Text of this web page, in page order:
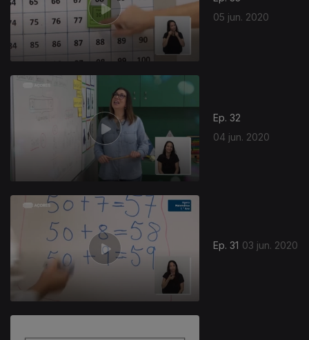
05 jun. 2020
Ep. 32
04 jun. 2020
Ep. 31 03 jun. 2020
475912